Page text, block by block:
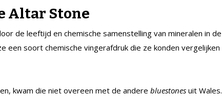
Altar Stone
de leeftijd en chemische samenstelling van mineralen in de
een soort chemische vingerafdruk die ze konden vergelijken
kwam die niet overeen met de andere bluestones uit Wales.